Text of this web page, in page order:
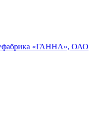
«ГАННА», ОАО